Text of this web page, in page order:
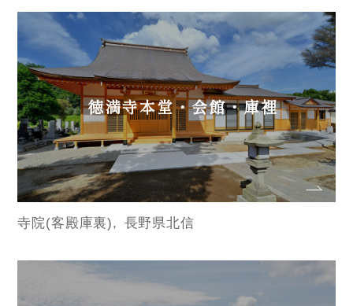
徳満寺本堂・会館・庫裡
寺院(客殿庫裏) 長野県北信